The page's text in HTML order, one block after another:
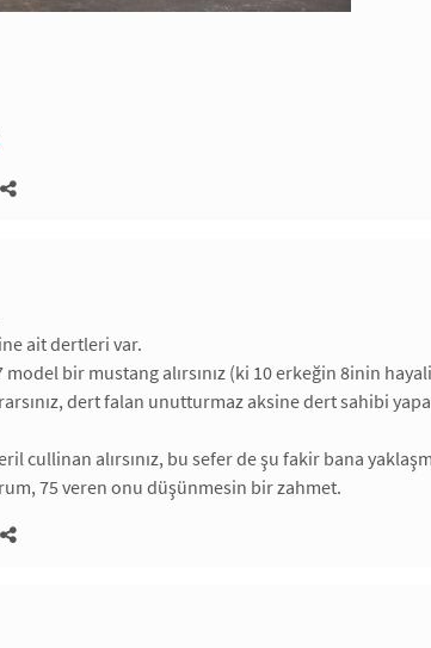
ait dertleri var.
bir mustang alırsınız (ki 10 erkeğin 8inin
dert falan unutturmaz aksine dert sahibi
cullinan alırsınız, bu sefer de şu fakir bana
75 veren onu düşünmesin bir zahmet.